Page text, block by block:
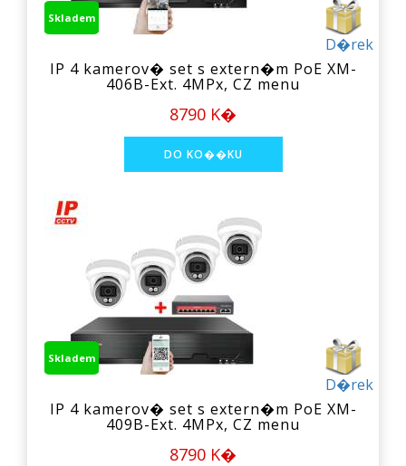
D�rek
Skladem
IP 4 kamerov� set s extern�m PoE XM-
406B-Ext. 4MPx, CZ menu
8790 K�
D�rek
Skladem
IP 4 kamerov� set s extern�m PoE XM-
409B-Ext. 4MPx, CZ menu
8790 K�